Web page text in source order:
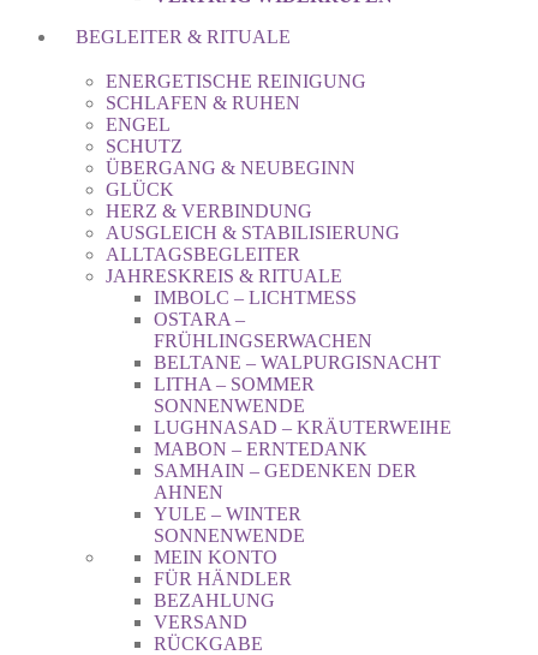
BEGLEITER & RITUALE
ENERGETISCHE REINIGUNG
SCHLAFEN & RUHEN
ENGEL
SCHUTZ
ÜBERGANG & NEUBEGINN
GLÜCK
HERZ & VERBINDUNG
AUSGLEICH & STABILISIERUNG
ALLTAGSBEGLEITER
JAHRESKREIS & RITUALE
IMBOLC – LICHTMESS
OSTARA –
FRÜHLINGSERWACHEN
BELTANE – WALPURGISNACHT
LITHA – SOMMER
SONNENWENDE
LUGHNASAD – KRÄUTERWEIHE
MABON – ERNTEDANK
SAMHAIN – GEDENKEN DER
AHNEN
YULE – WINTER
SONNENWENDE
MEIN KONTO
FÜR HÄNDLER
BEZAHLUNG
VERSAND
RÜCKGABE